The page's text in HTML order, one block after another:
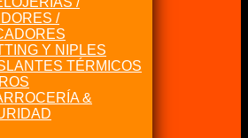
/
Y NIPLES
TÉRMICOS
&